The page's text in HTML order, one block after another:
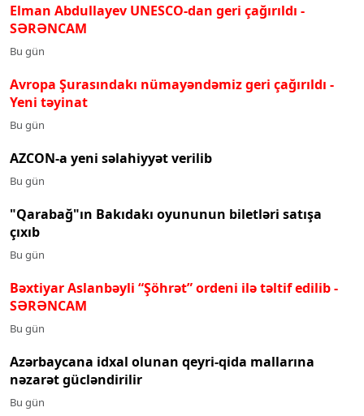
Elman Abdullayev UNESCO-dan geri çağırıldı -
SƏRƏNCAM
Bu gün
Avropa Şurasındakı nümayəndəmiz geri çağırıldı -
Yeni təyinat
Bu gün
AZCON-a yeni səlahiyyət verilib
Bu gün
"Qarabağ"ın Bakıdakı oyununun biletləri satışa
çıxıb
Bu gün
Bəxtiyar Aslanbəyli “Şöhrət” ordeni ilə təltif edilib-
SƏRƏNCAM
Bu gün
Azərbaycana idxal olunan qeyri-qida mallarına
nəzarət gücləndirilir
Bu gün